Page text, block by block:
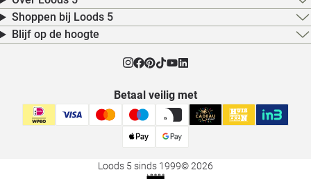
Shoppen bij Loods 5
Blijf op de hoogte
Betaal veilig met
Loods 5 sinds 1999© 2026